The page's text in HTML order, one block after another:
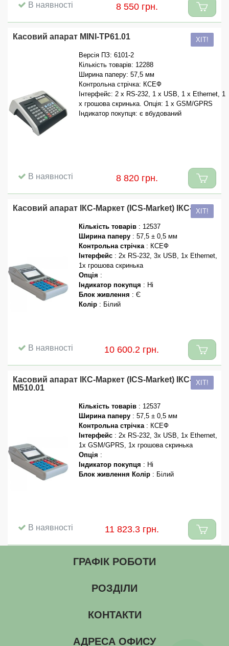
В наявності 8 550 грн.
Касовий апарат MINI-TP61.01
ХІТ!
Версія ПЗ: 6101-2
Кількість товарів: 12288
Ширина паперу: 57,5 мм
Контрольна стрічка: КСЕФ
Інтерфейс: 2 x RS-232, 1 x USB, 1 x Ethernet, 1
x грошова скринька. Опція: 1 x GSM/GPRS
Індикатор покупця: є вбудований
В наявності 8 820 грн.
Касовий апарат ІКС-Маркет (ICS-Market) ІКС-М510
ХІТ!
Кількість товарів : 12537
Ширина паперу : 57,5 ± 0,5 мм
Контрольна стрічка : КСЕФ
Інтерфейс : 2x RS-232, 3x USB, 1x Ethernet,
1x грошова скринька
Опція :
Індикатор покупця : Ні
Блок живлення : Є
Колір : Білий
В наявності 10 600.2 грн.
Касовий апарат ІКС-Маркет (ICS-Market) ІКС-
М510.01
ХІТ!
Кількість товарів : 12537
Ширина паперу : 57,5 ± 0,5 мм
Контрольна стрічка : КСЕФ
Інтерфейс : 2x RS-232, 3x USB, 1x Ethernet,
1x GSM/GPRS, 1x грошова скринька
Опція :
Індикатор покупця : Ні
Блок живлення Колір : Білий
В наявності 11 823.3 грн.
ГРАФІК РОБОТИ
РОЗДІЛИ
КОНТАКТИ
АДРЕСА ОФИСУ